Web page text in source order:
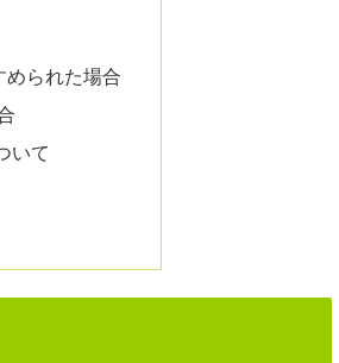
められた場合
いて